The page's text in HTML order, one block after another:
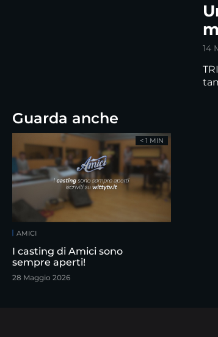
14
Guarda anche
AMICI
I casting di Amici sono
sempre aperti!
28 Maggio 2026
< 1 MIN